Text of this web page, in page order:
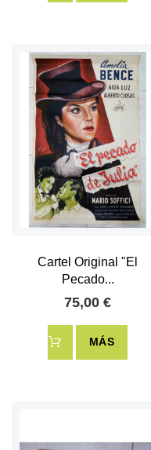
Cartel Original "El
Pecado...
75,00 €
MÁS